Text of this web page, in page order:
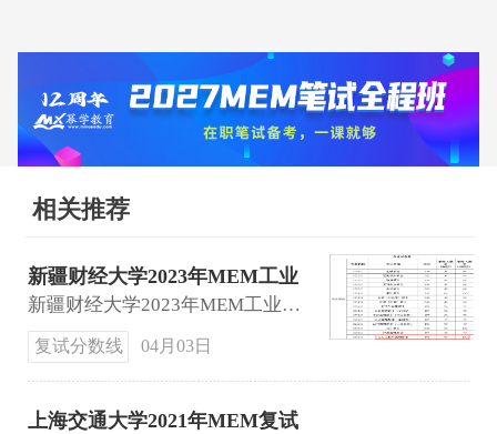
相关推荐
新疆财经大学2023年MEM工业
工程与管理复试线：195
新疆财经大学2023年MEM工业工程与管理复试线：195 60 120
复试分数线 04月03日
上海交通大学2021年MEM复试